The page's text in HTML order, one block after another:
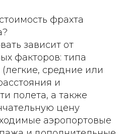
фрахта
зависит от
факторов: типа
средние или
и
полета, а также
цену
аэропортовые